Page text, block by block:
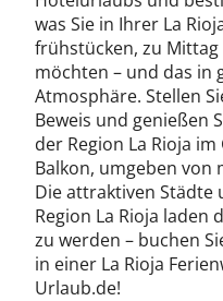
was Sie in Ihrer La
frühstücken, zu Mittag
möchten – und das in
Atmosphäre. Stellen
Beweis und genießen
der Region La Rioja
Balkon, umgeben von
Die attraktiven
Region La Rioja laden
zu werden – buchen
in einer La Rioja
Urlaub.de!